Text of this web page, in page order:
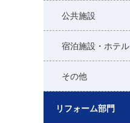
公共施設
宿泊施設・ホテル
その他
リフォーム部門